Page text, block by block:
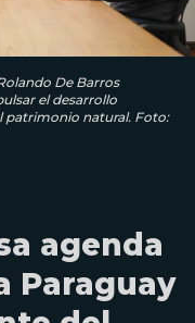
De Barros
el desarrollo
patrimonio natural. Foto:
agenda
Paraguay